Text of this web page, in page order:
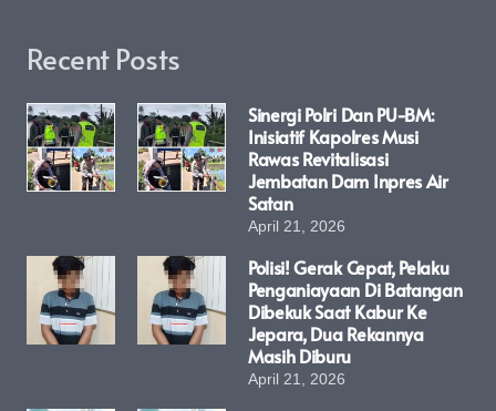
Recent Posts
Sinergi Polri Dan PU-BM:
Inisiatif Kapolres Musi
Rawas Revitalisasi
Jembatan Dam Inpres Air
Satan
April 21, 2026
Polisi! Gerak Cepat, Pelaku
Penganiayaan Di Batangan
Dibekuk Saat Kabur Ke
Jepara, Dua Rekannya
Masih Diburu
April 21, 2026